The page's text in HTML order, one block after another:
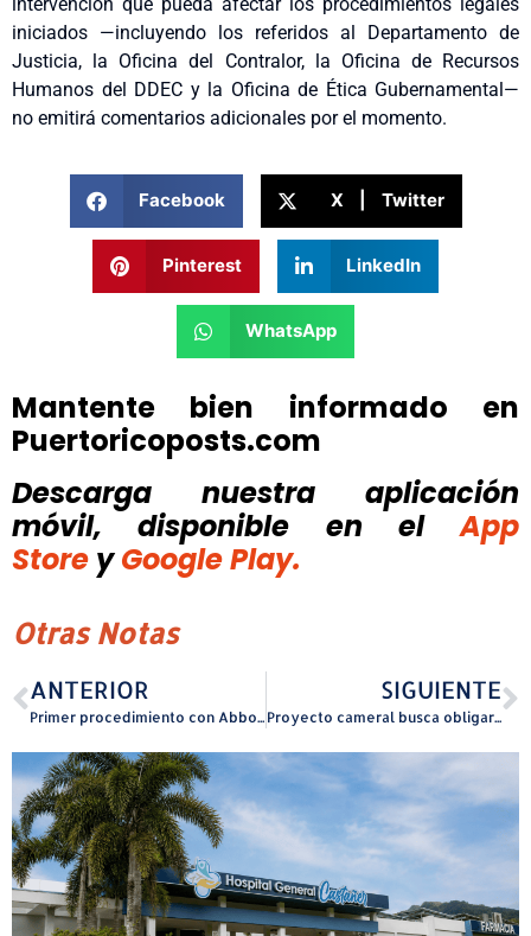
intervención que pueda afectar los procedimientos legales
iniciados —incluyendo los referidos al Departamento de
Justicia, la Oficina del Contralor, la Oficina de Recursos
Humanos del DDEC y la Oficina de Ética Gubernamental—
no emitirá comentarios adicionales por el momento.
Facebook X | Twitter
Pinterest LinkedIn
WhatsApp
Mantente bien informado en
Puertoricoposts.com
Descarga nuestra aplicación
móvil, disponible
en el
App
Store y Google Play.
Otras Notas
ANTERIOR
Primer procedimiento con Abbott MitraClip™ G5 en Puerto Rico para reparar fuga en válvula mitral del corazón, realizado en el Centro Médico Menonita de Cayey
SIGUIENTE
Proyecto cameral busca obligar el uso de materiales resistentes al salitre para evitar el deterioro prematuro de obras públicas costeras